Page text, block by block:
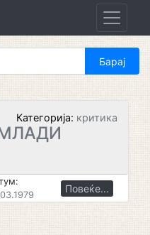
Категорија: критика
Повеќе...